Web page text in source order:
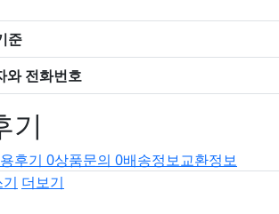
준
와 전화번호
기
후기 0상품문의 0배송정보교환정보
더보기